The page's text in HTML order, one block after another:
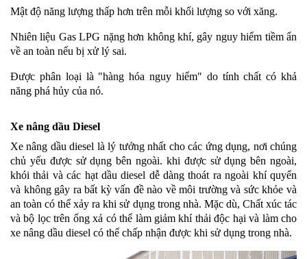
Mật độ năng lượng thấp hơn trên mỗi khối lượng so với xăng.
Nhiên liệu Gas LPG nặng hơn không khí, gây nguy hiểm tiềm ẩn
về an toàn nếu bị xử lý sai.
Được phân loại là "hàng hóa nguy hiểm" do tính chất có khả
năng phá hủy của nó.
Xe nâng dầu Diesel
Xe nâng dầu diesel là lý tưởng nhất cho các ứng dụng, nơi chúng
chủ yếu được sử dụng bên ngoài. khi được sử dụng bên ngoài,
khói thải và các hạt dầu diesel dễ dàng thoát ra ngoài khí quyển
và không gây ra bất kỳ vấn đề nào về môi trường và sức khỏe và
an toàn có thể xảy ra khi sử dụng trong nhà. Mặc dù, Chất xúc tác
và bộ lọc trên ống xả có thể làm giảm khí thải độc hại và làm cho
xe nâng dầu diesel có thể chấp nhận được khi sử dụng trong nhà.